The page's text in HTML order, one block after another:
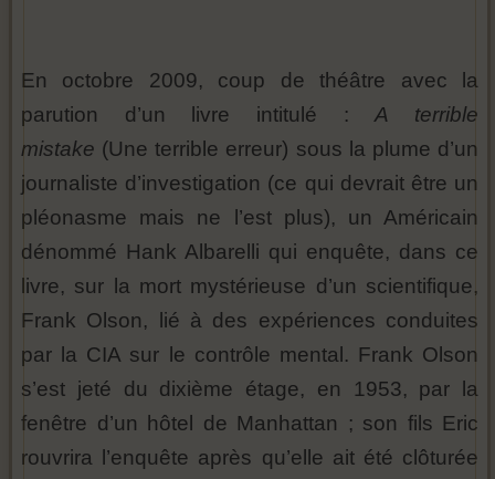
En octobre 2009, coup de théâtre avec la
parution d’un livre intitulé :A terrible
mistake (Une terrible erreur) sous la plume d’un
journaliste d’investigation (ce qui devrait être un
pléonasme mais ne l’est plus), un Américain
dénommé Hank Albarelli qui enquête, dans ce
livre, sur la mort mystérieuse d’un scientifique,
Frank Olson, lié à des expériences conduites
par la CIA sur le contrôle mental. Frank Olson
s’est jeté du dixième étage, en 1953, par la
fenêtre d’un hôtel de Manhattan ; son fils Eric
rouvrira l’enquête après qu’elle ait été clôturée